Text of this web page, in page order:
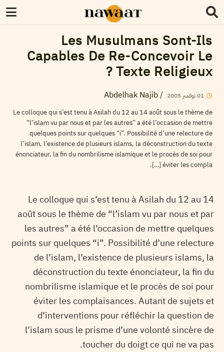
Les Musulmans Sont-Ils
Capables De Re-Concevoir Le
Texte Religieux ?
01نوفمبر 2005
/
Abdelhak Najib
Le colloque qui s’est tenu à Asilah du 12 au 14 août sous le thème de
“l’islam vu par nous et par les autres” a été l’occasion de mettre
quelques points sur quelques “i”. Possibilité d’une relecture de
l’islam, l’existence de plusieurs islams, la déconstruction du texte
énonciateur, la fin du nombrilisme islamique et le procès de soi pour
éviter les compla […].
Le colloque qui s’est tenu à Asilah du 12 au 14
août sous le thème de “l’islam vu par nous et par
les autres” a été l’occasion de mettre quelques
points sur quelques “i”. Possibilité d’une relecture
de l’islam, l’existence de plusieurs islams, la
déconstruction du texte énonciateur, la fin du
nombrilisme islamique et le procès de soi pour
éviter les complaisances. Autant de sujets et
d’interventions pour réfléchir la question de
l’islam sous le prisme d’une volonté sincère de
toucher du doigt ce qui ne va pas.